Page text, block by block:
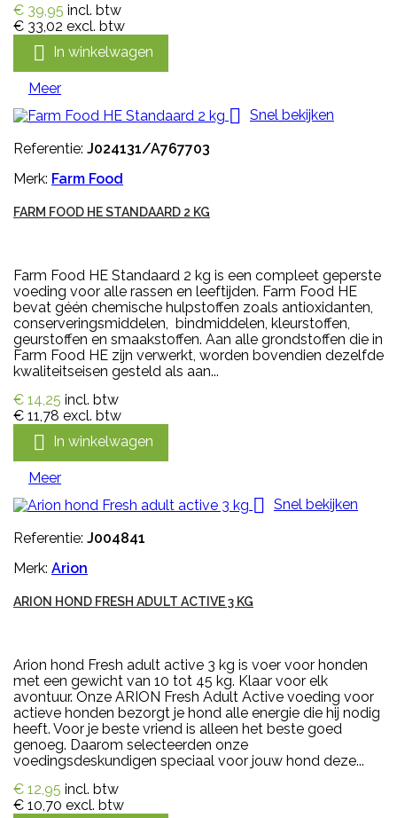
€ 39,95 incl. btw
€ 33,02 excl. btw
 In winkelwagen
Meer
 Snel bekijken
Referentie: J024131/A767703
Merk: Farm Food
FARM FOOD HE STANDAARD 2 KG
Farm Food HE Standaard 2 kg is een compleet geperste
voeding voor alle rassen en leeftijden. Farm Food HE
bevat géén chemische hulpstoffen zoals antioxidanten,
conserveringsmiddelen, bindmiddelen, kleurstoffen,
geurstoffen en smaakstoffen. Aan alle grondstoffen die in
Farm Food HE zijn verwerkt, worden bovendien dezelfde
kwaliteitseisen gesteld als aan...
€ 14,25 incl. btw
€ 11,78 excl. btw
 In winkelwagen
Meer
 Snel bekijken
Referentie: J004841
Merk: Arion
ARION HOND FRESH ADULT ACTIVE 3 KG
Arion hond Fresh adult active 3 kg is voer voor honden
met een gewicht van 10 tot 45 kg. Klaar voor elk
avontuur. Onze ARION Fresh Adult Active voeding voor
actieve honden bezorgt je hond alle energie die hij nodig
heeft. Voor je beste vriend is alleen het beste goed
genoeg. Daarom selecteerden onze
voedingsdeskundigen speciaal voor jouw hond deze...
€ 12,95 incl. btw
€ 10,70 excl. btw